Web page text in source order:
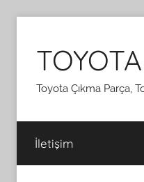
Toyota Çıkma Parça,
İletişim